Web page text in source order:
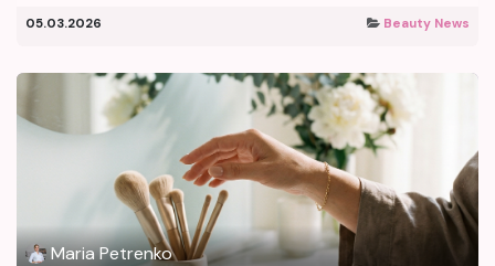
05.03.2026 Beauty News
Maria Petrenko